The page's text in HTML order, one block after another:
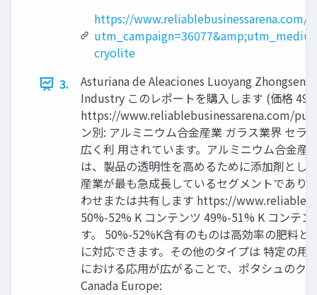
https://www.reliablebusinessarena.com/
cryolite
3.
Asturiana de Aleaciones Luoyang
Industry このレポートを購入します (価格
https://www.reliablebusinessarena.com/
ン別: アルミニウム合金産業 ガラス業界 セ
広く利 用されています。アルミニウム合金
は、製品の透明性を高めるために添加剤とし
産業が最も急成長しているセグメントであり
わせまたは共有します https://
50%-52% K コンテンツ 49%-51% K コンテ
す。 50%-52%K含有のものは高効率の肥料
に対応できます。その他のタイプは 特定の
における応用が広がることで、ポタシュの
Canada Europe: